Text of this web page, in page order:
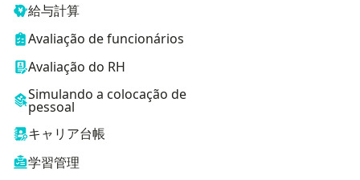
給与計算
Avaliação de funcionários
Avaliação do RH
Simulando a colocação de
pessoal
キャリア台帳
学習管理